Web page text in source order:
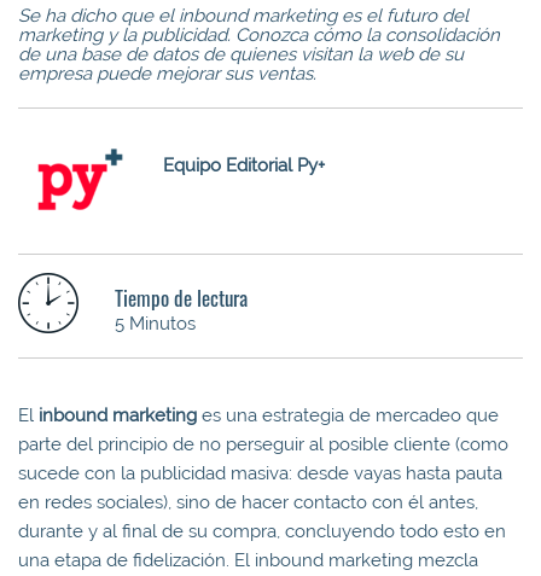
Se ha dicho que el inbound marketing es el futuro del
marketing y la publicidad. Conozca cómo la consolidación
de una base de datos de quienes visitan la web de su
empresa puede mejorar sus ventas.
Equipo Editorial Py+
Tiempo de lectura
5 Minutos
El inbound marketing es una estrategia de mercadeo que
parte del principio de no perseguir al posible cliente (como
sucede con la publicidad masiva: desde vayas hasta pauta
en redes sociales), sino de hacer contacto con él antes,
durante y al final de su compra, concluyendo todo esto en
una etapa de fidelización. El inbound marketing mezcla